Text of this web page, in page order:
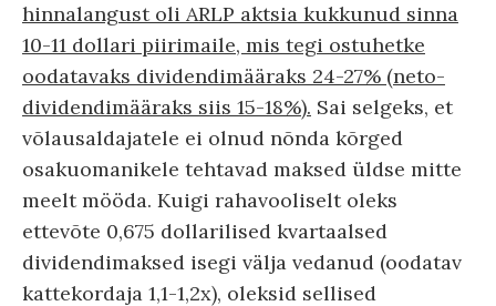
hinnalangust oli ARLP aktsia kukkunud sinna
10-11 dollari piirimaile, mis tegi ostuhetke
oodatavaks dividendimääraks 24-27% (neto-
dividendimääraks siis 15-18%). Sai selgeks, et
võlausaldajatele ei olnud nõnda kõrged
osakuomanikele tehtavad maksed üldse mitte
meelt mööda. Kuigi rahavooliselt oleks
ettevõte 0,675 dollarilised kvartaalsed
dividendimaksed isegi välja vedanud (oodatav
kattekordaja 1,1-1,2x), oleksid sellised